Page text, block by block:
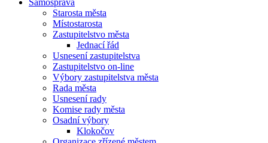
Samospráva
Starosta města
Místostarosta
Zastupitelstvo města
Jednací řád
Usnesení zastupitelstva
Zastupitelstvo on-line
Výbory zastupitelstva města
Rada města
Usnesení rady
Komise rady města
Osadní výbory
Klokočov